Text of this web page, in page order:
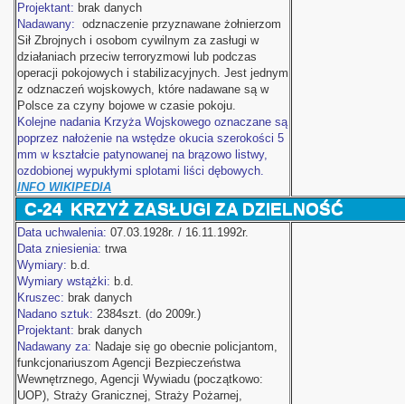
Projektant: brak danych
Nadawany: odznaczenie przyznawane żołnierzom
Sił Zbrojnych i osobom cywilnym za zasługi w
działaniach przeciw terroryzmowi lub podczas
operacji pokojowych i stabilizacyjnych. Jest jednym
z odznaczeń wojskowych, które nadawane są w
Polsce za czyny bojowe w czasie pokoju.
Kolejne nadania Krzyża Wojskowego oznaczane są
poprzez nałożenie na wstędze okucia szerokości 5
mm w kształcie patynowanej na brązowo listwy,
ozdobionej wypukłymi splotami liści dębowych.
INFO WIKIPEDIA
C-24 KRZYŻ ZASŁUGI ZA DZIELNOŚĆ
Data uchwalenia: 07.03.1928r. / 16.11.1992r.
Data zniesienia: trwa
Wymiary: b.d.
Wymiary wstążki: b.d.
Kruszec: brak danych
Nadano sztuk: 2384szt. (do 2009r.)
Projektant: brak danych
Nadawany za: Nadaje się go obecnie policjantom,
funkcjonariuszom Agencji Bezpieczeństwa
Wewnętrznego, Agencji Wywiadu (początkowo:
UOP), Straży Granicznej, Straży Pożarnej,
Polski